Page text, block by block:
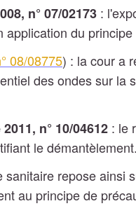
n° 07/02173 :
du
08/08775) : la cour a
des ondes sur la
n° 10/04612 : le
le démantèlement.
repose ainsi
au principe de